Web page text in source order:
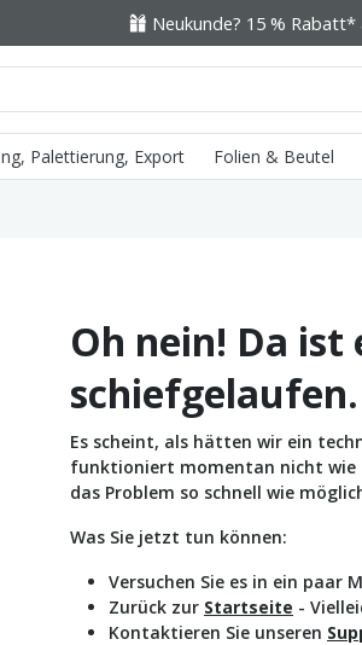
Neukunde? 15 %
Palettierung, Export Folien & Beutel
Oh nein! Da ist
schiefgelaufen.
Es scheint, als hätten wir ein
funktioniert momentan nicht wie
das Problem so schnell wie
Was Sie jetzt tun können:
Versuchen Sie es in ein paar
Zurück zur Startseite -
Kontaktieren Sie unseren